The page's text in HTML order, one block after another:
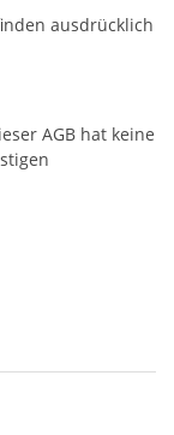
ausdrücklich
AGB hat keine